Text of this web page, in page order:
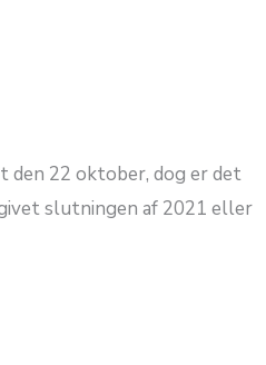
den 22 oktober, dog er det
slutningen af 2021 eller